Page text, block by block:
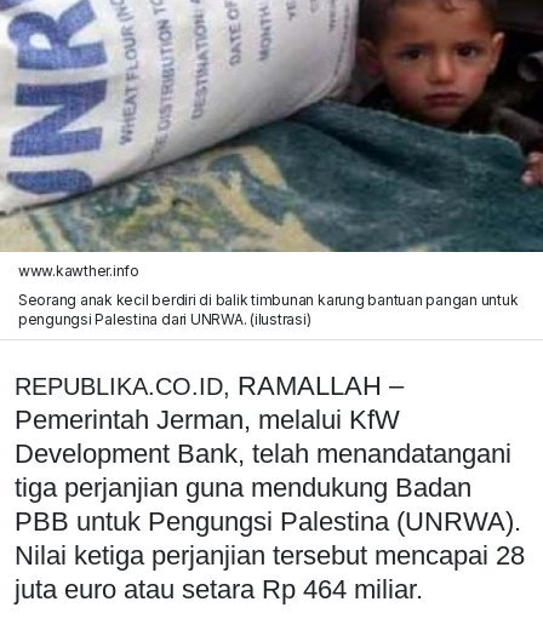
www.kawther.info
Seorang anak kecil berdiri di balik timbunan karung bantuan pangan untuk
pengungsi Palestina dari UNRWA. (ilustrasi)
REPUBLIKA.CO.ID, RAMALLAH –
Pemerintah Jerman, melalui KfW
Development Bank, telah menandatangani
tiga perjanjian guna mendukung Badan
PBB untuk Pengungsi Palestina (UNRWA).
Nilai ketiga perjanjian tersebut mencapai 28
juta euro atau setara Rp 464 miliar.